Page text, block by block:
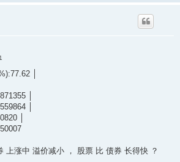
│
│
│
│
上涨中 溢价减小 ， 股票 比 债券 长得快 ？